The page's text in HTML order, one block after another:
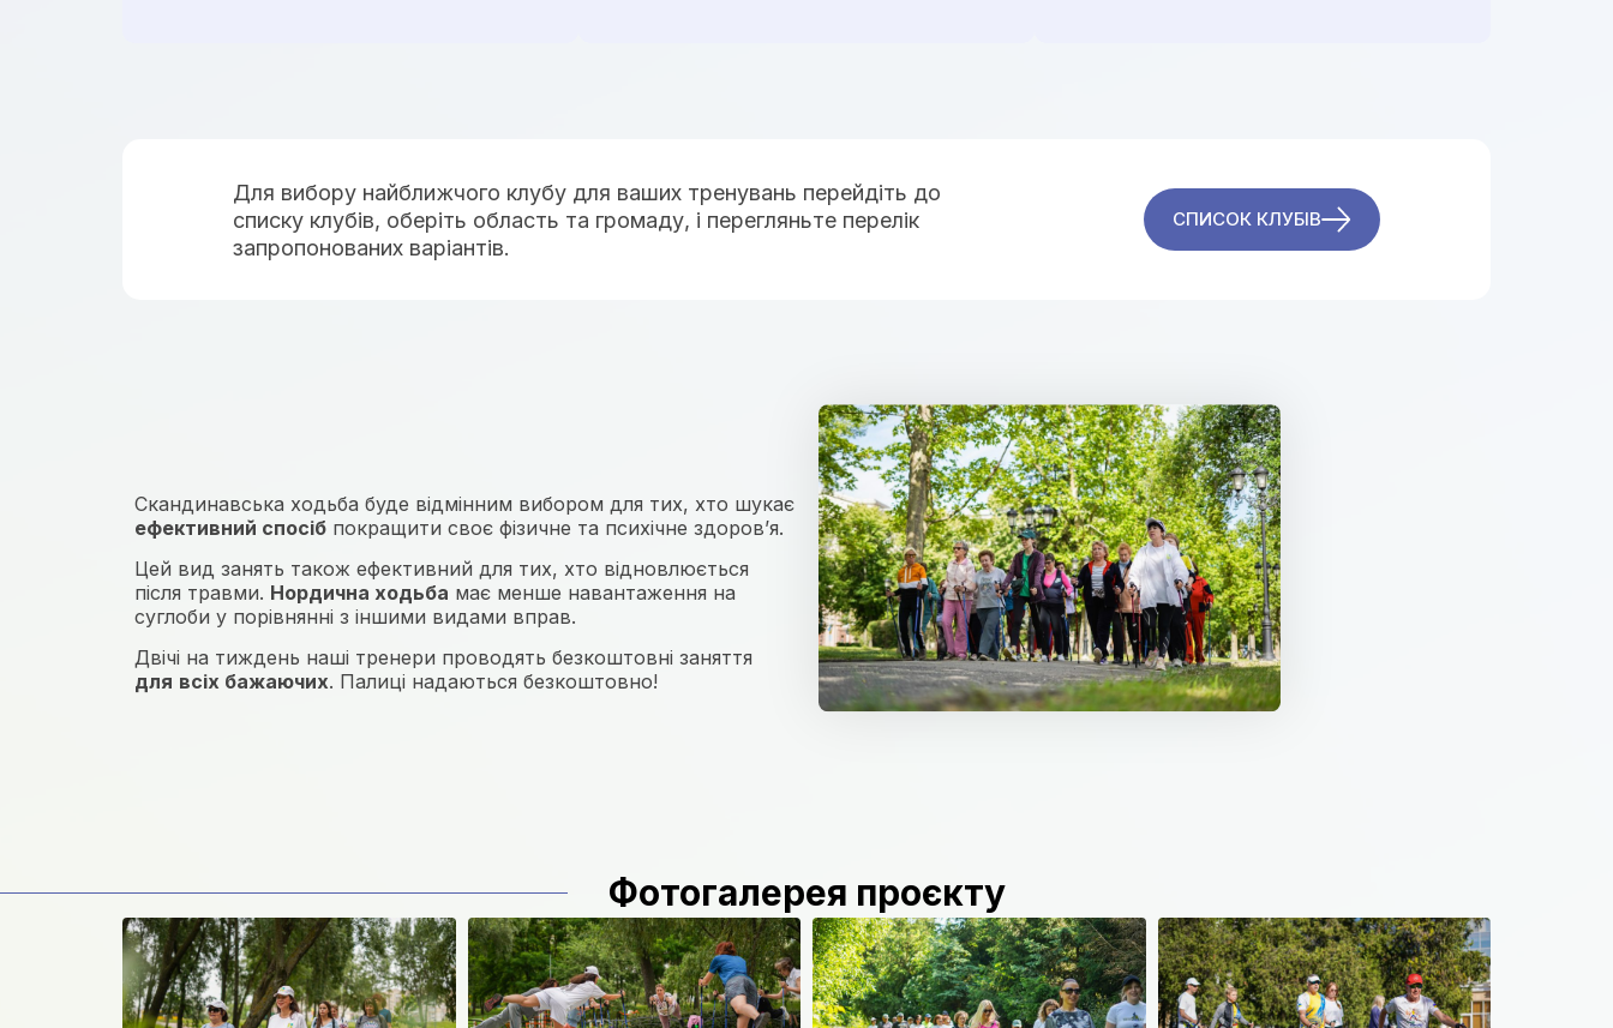
Для вибору найближчого клубу для ваших тренувань перейдіть до
списку клубів, оберіть область та громаду, і перегляньте перелік
запропонованих варіантів.
СПИСОК КЛУБІВ
Скандинавська ходьба буде відмінним вибором для тих, хто шукає
ефективний спосіб покращити своє фізичне та психічне здоров’я.
Цей вид занять також ефективний для тих, хто відновлюється
після травми. Нордична ходьба має менше навантаження на
суглоби у порівнянні з іншими видами вправ.
Двічі на тиждень наші тренери проводять безкоштовні заняття
для всіх бажаючих. Палиці надаються безкоштовно!
Фотогалерея проєкту